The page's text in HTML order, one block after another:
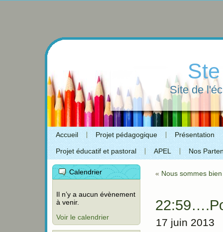
Site de
Accueil Projet pédagogique Présentation
Projet éducatif et pastoral APEL Nos
Calendrier
Il n’y a aucun évènement
à venir.
Voir le calendrier
« Nous sommes
17 juin 2013